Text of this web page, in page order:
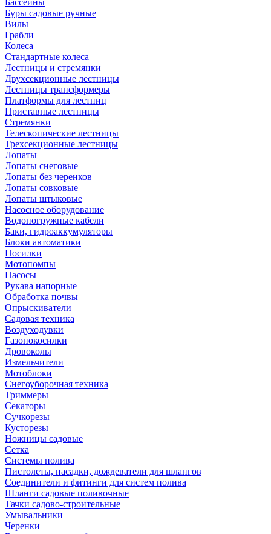
Бассейны
Буры садовые ручные
Вилы
Грабли
Колеса
Стандартные колеса
Лестницы и стремянки
Двухсекционные лестницы
Лестницы трансформеры
Платформы для лестниц
Приставные лестницы
Стремянки
Телескопические лестницы
Трехсекционные лестницы
Лопаты
Лопаты снеговые
Лопаты без черенков
Лопаты совковые
Лопаты штыковые
Насосное оборудование
Водопогружные кабели
Баки, гидроаккумуляторы
Блоки автоматики
Носилки
Мотопомпы
Насосы
Рукава напорные
Обработка почвы
Опрыскиватели
Садовая техника
Воздуходувки
Газонокосилки
Дровоколы
Измельчители
Мотоблоки
Снегоуборочная техника
Триммеры
Секаторы
Сучкорезы
Кусторезы
Ножницы садовые
Сетка
Системы полива
Пистолеты, насадки, дождеватели для шлангов
Соединители и фитинги для систем полива
Шланги садовые поливочные
Тачки садово-строительные
Умывальники
Черенки